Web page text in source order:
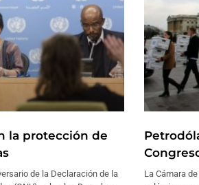
la protección de
de la Declaración de la
La Cámara